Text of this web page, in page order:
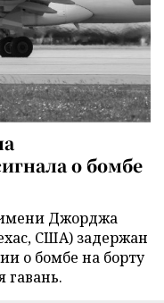
о бомбе
Джорджа
США) задержан
о бомбе на борту
гавань.